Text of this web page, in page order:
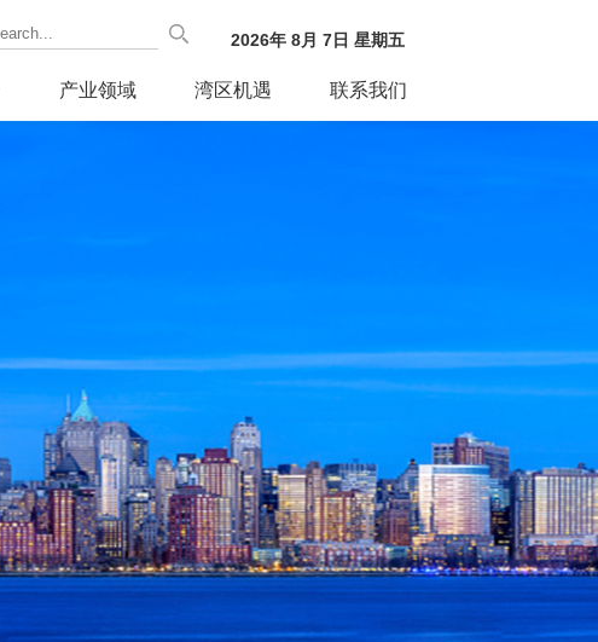
2026年 8月 7日 星期五
产业领域 湾区机遇 联系我们